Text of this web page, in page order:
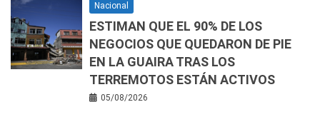
Nacional
ESTIMAN QUE EL 90% DE LOS
NEGOCIOS QUE QUEDARON DE PIE
EN LA GUAIRA TRAS LOS
TERREMOTOS ESTÁN ACTIVOS
05/08/2026